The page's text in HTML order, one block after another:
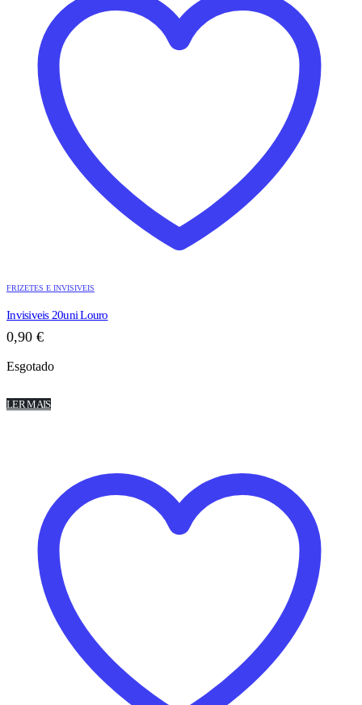
FRIZETES E INVISIVEIS
Invisiveis 20uni Louro
0,90 €
Esgotado
LER MAIS